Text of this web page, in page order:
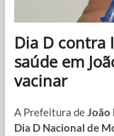
Dia D contra
saúde em
vacinar
A Prefeitura deJoão
Dia D Nacional de